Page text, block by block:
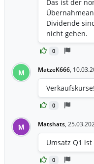
0
Das ist der
Dividende
nicht gehen.
M MatzeK666,
0
M Matshats,
0
Umsatz Q1